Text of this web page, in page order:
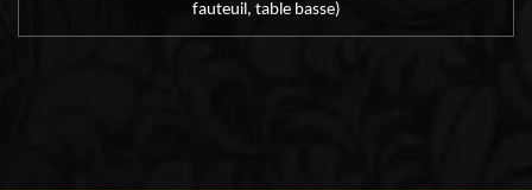
fauteuil, table basse)